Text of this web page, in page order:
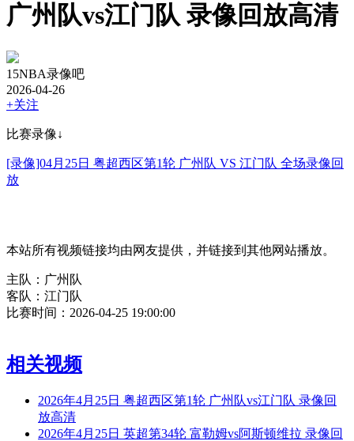
广州队vs江门队 录像回放高清
15NBA录像吧
2026-04-26
+关注
比赛录像↓
[录像]04月25日 粤超西区第1轮 广州队 VS 江门队 全场录像回
放
本站所有视频链接均由网友提供，并链接到其他网站播放。
主队：广州队
客队：江门队
比赛时间：2026-04-25 19:00:00
相关视频
2026年4月25日 粤超西区第1轮 广州队vs江门队 录像回
放高清
2026年4月25日 英超第34轮 富勒姆vs阿斯顿维拉 录像回